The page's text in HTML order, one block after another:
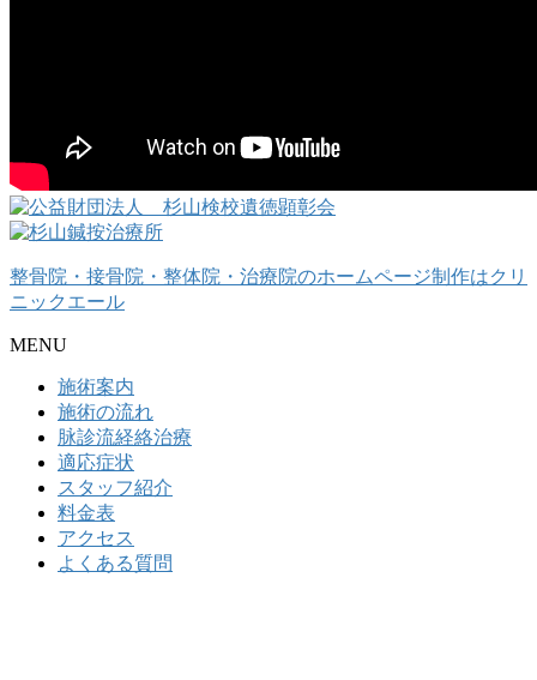
整骨院・接骨院・整体院・治療院のホームページ制作はクリ
ニックエール
MENU
施術案内
施術の流れ
脉診流経絡治療
適応症状
スタッフ紹介
料金表
アクセス
よくある質問